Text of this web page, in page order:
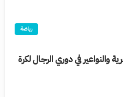
رياضة
والنواعير في دوري الرجال لكرة